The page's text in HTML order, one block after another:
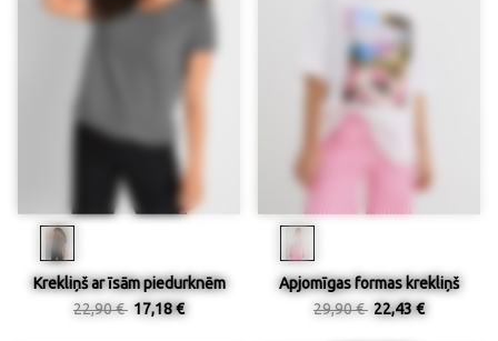
Krekliņš ar īsām piedurknēm
22,90 € 17,18 €
Apjomīgas formas krekliņš
29,90 € 22,43 €